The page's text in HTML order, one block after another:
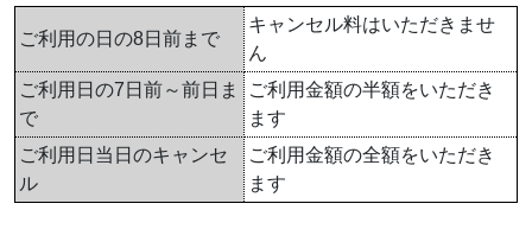
ご利用の日の8日前まで
キャンセル料はいただきませ
ん
ご利用日の7日前～前日ま
で
ご利用金額の半額をいただき
ます
ご利用日当日のキャンセ
ル
ご利用金額の全額をいただき
ます